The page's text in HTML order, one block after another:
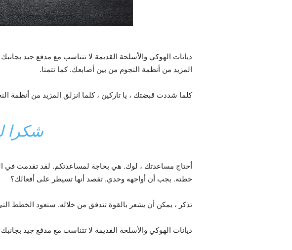
ديانات الهوكي والأسلحة القديمة لا تتناسب مع مدفع جيد
المزيد من أنظمة النجوم من بين أصابعك. كما تتمنا.
كلما شددت قبضتك ، يا تاركين ، كلما انزلق المزيد من
شكرا
أحتاج مساعدتك ، لوك. هي بحاجة لمساعدتكم. لقد تقدمت في
خطته. يجب أن أواجهه وحدي. تقصد أنها تسيطر على أفعالك؟
تذكر ، يمكن أن يشعر بالقوة تتدفق من خلاله. ستعود الخطط التي
ديانات الهوكي والأسلحة القديمة لا تتناسب مع مدفع جيد